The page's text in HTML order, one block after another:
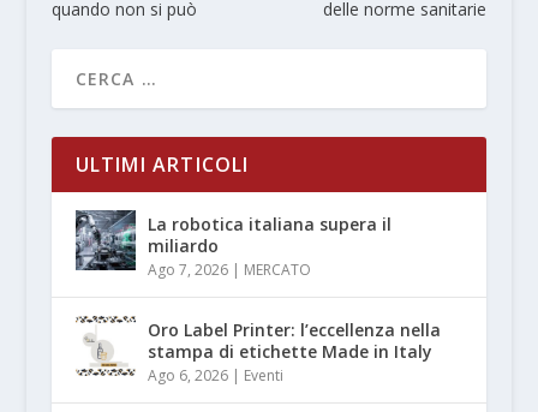
quando non si può
delle norme sanitarie
ULTIMI ARTICOLI
La robotica italiana supera il
miliardo
Ago 7, 2026| MERCATO
Oro Label Printer: l’eccellenza nella
stampa di etichette Made in Italy
Ago 6, 2026| Eventi